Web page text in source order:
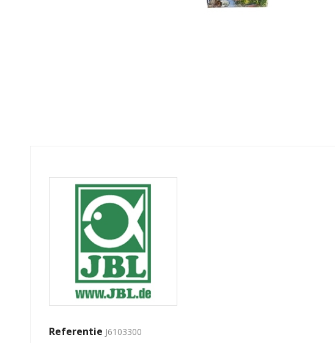
Referentie J6103300